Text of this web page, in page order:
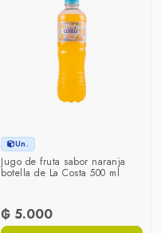
Un.
Jugo de fruta sabor naranja
botella de La Costa 500 ml
₲ 5.000